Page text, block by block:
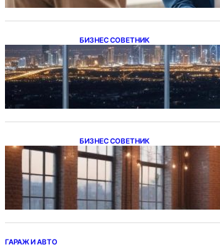
БИЗНЕС СОВЕТНИК
Каталог светодиодных
LED-освещения в
БИЗНЕС СОВЕТНИК
Подвесные
тросе
ГАРАЖ И АВТО